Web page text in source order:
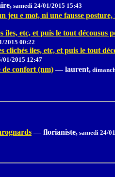
samedi 24/01/2015 15:43
jeu e mot, ni une fausse
iles, etc, et puis le tout
2015 00:22
clichés iles, etc, et puis le tout
01/2015 12:47
de confort (nm) — laurent,
— florianiste, samedi 24/